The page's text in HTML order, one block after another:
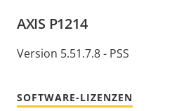
AXIS P1214
Version 5.51.7.8 - PSS
SOFTWARE-LIZENZEN